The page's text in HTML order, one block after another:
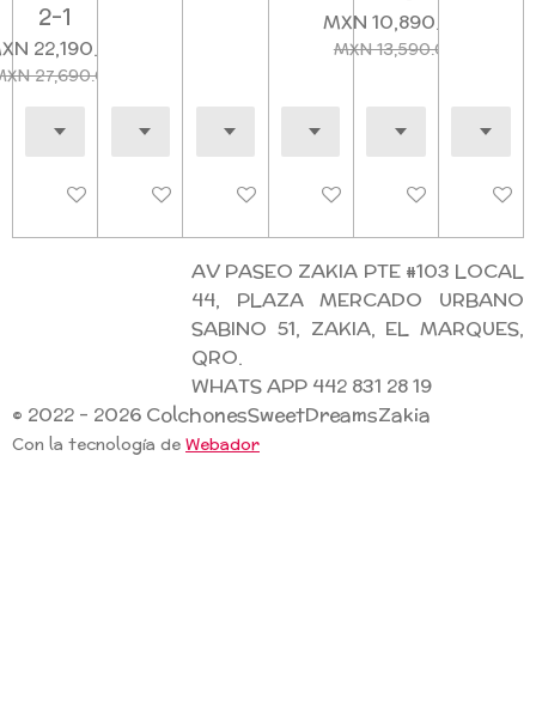
2-1
22,190.00
27,690.00
DeshabilitadoDeshabilitadoDeshabilitadoDeshabilitado
MXN 10,890.00
MXN 13,590.00
Deshabilitado
AV PASEO ZAKIA PTE #103 LOCAL
44, PLAZA MERCADO URBANO
SABINO 51, ZAKIA, EL MARQUES,
QRO.
WHATS APP 442 831 28 19
© 2022 - 2026 ColchonesSweetDreamsZakia
Con la tecnología de Webador